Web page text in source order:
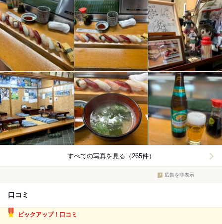
すべての写真を見る（265件）
広告を非表示
口コミ
ピックアップ！口コミ